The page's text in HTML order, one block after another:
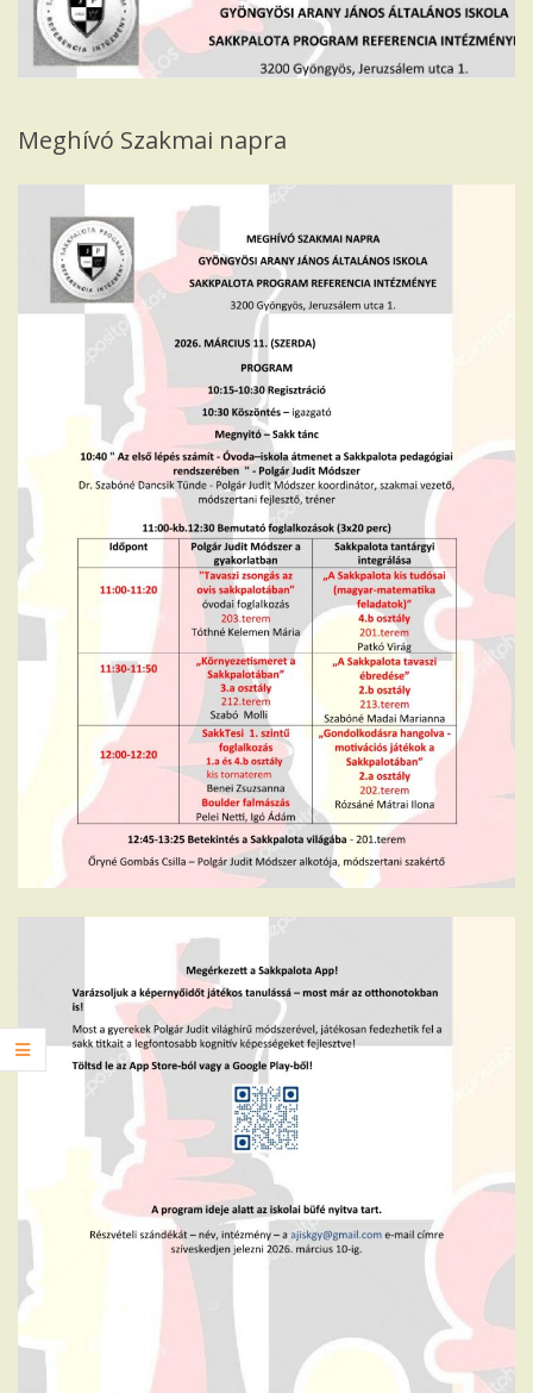
Iskola
Meghívó Szakmai napra